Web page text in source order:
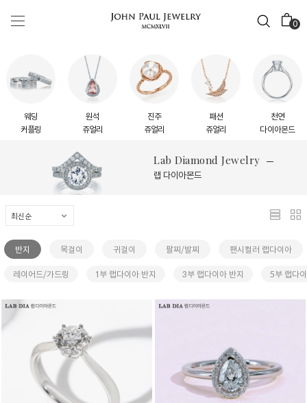
0
웨딩
커플링
원석
쥬얼리
진주
쥬얼리
패션
쥬얼리
천연
다이아몬드
Lab Diamond Jewelry
랩 다이아몬드
반지 목걸이 귀걸이 팔찌/발찌 팬시컬러 랩다이아
레이어드/가드링 1부 랩다이아 반지 3부 랩다이아 반지 5부 랩다